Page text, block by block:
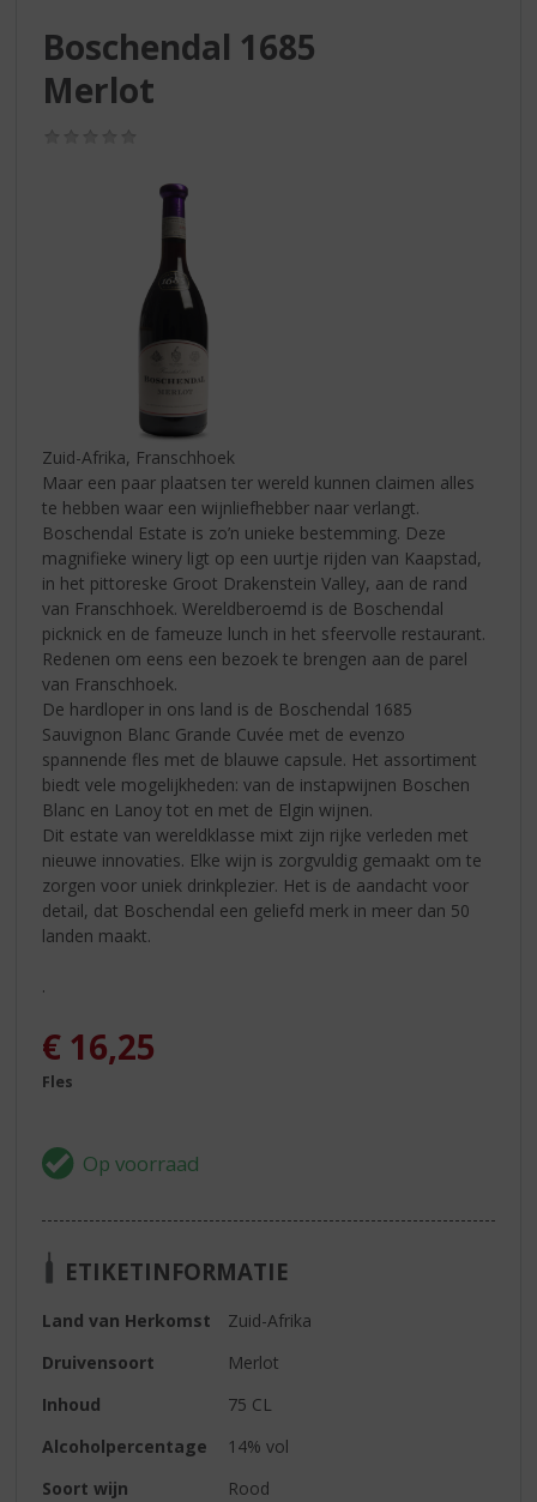
Boschendal 1685
Merlot
Zuid-Afrika, Franschhoek
Maar een paar plaatsen ter wereld kunnen claimen alles
te hebben waar een wijnliefhebber naar verlangt.
Boschendal Estate is zo’n unieke bestemming. Deze
magnifieke winery ligt op een uurtje rijden van Kaapstad,
in het pittoreske Groot Drakenstein Valley, aan de rand
van Franschhoek. Wereldberoemd is de Boschendal
picknick en de fameuze lunch in het sfeervolle restaurant.
Redenen om eens een bezoek te brengen aan de parel
van Franschhoek.
De hardloper in ons land is de Boschendal 1685
Sauvignon Blanc Grande Cuvée met de evenzo
spannende fles met de blauwe capsule. Het assortiment
biedt vele mogelijkheden: van de instapwijnen Boschen
Blanc en Lanoy tot en met de Elgin wijnen.
Dit estate van wereldklasse mixt zijn rijke verleden met
nieuwe innovaties. Elke wijn is zorgvuldig gemaakt om te
zorgen voor uniek drinkplezier. Het is de aandacht voor
detail, dat Boschendal een geliefd merk in meer dan 50
landen maakt.
.
€ 16,25
Fles
ETIKETINFORMATIE
Land van Herkomst
Zuid-Afrika
Druivensoort
Merlot
Inhoud
75 CL
Alcoholpercentage
14% vol
Soort wijn
Rood